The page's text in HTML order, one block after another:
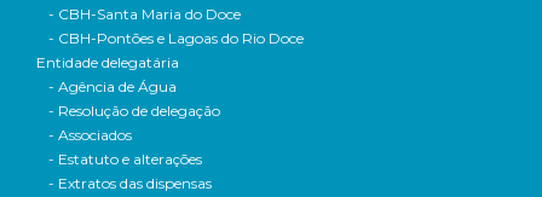
- CBH-Santa Maria do Doce
- CBH-Pontões e Lagoas do Rio Doce
Entidade delegatária
- Agência de Água
- Resolução de delegação
- Associados
- Estatuto e alterações
- Extratos das dispensas